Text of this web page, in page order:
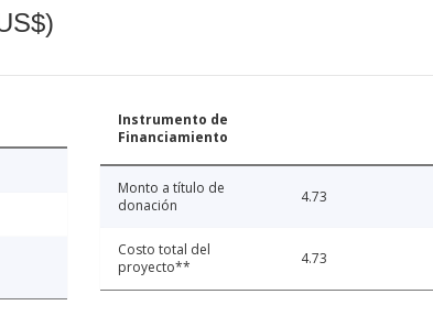
Instrumento de
Financiamiento
Monto a título de
donación
4.73
Costo total del
proyecto**
4.73